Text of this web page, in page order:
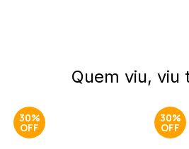
Quem viu, viu
30% 30%